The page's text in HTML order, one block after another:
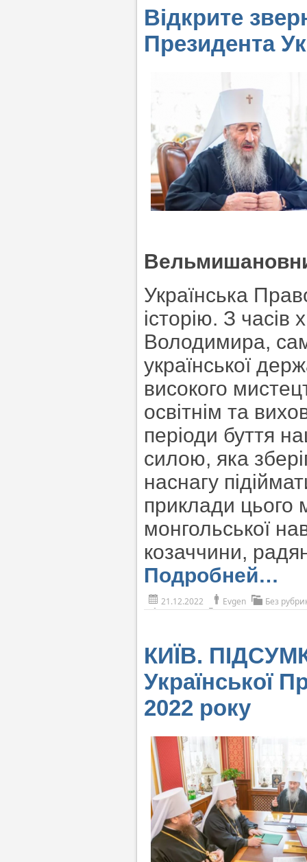
Відкрите
Президента
Українська
історію. З
Володимира,
української
високого
освітнім та
періоди буття
силою, яка
наснагу
приклади цього
монгольської
козаччини,
Подробней…
21.12.2022 Evgen Без
КИЇВ.
Української
2022 року